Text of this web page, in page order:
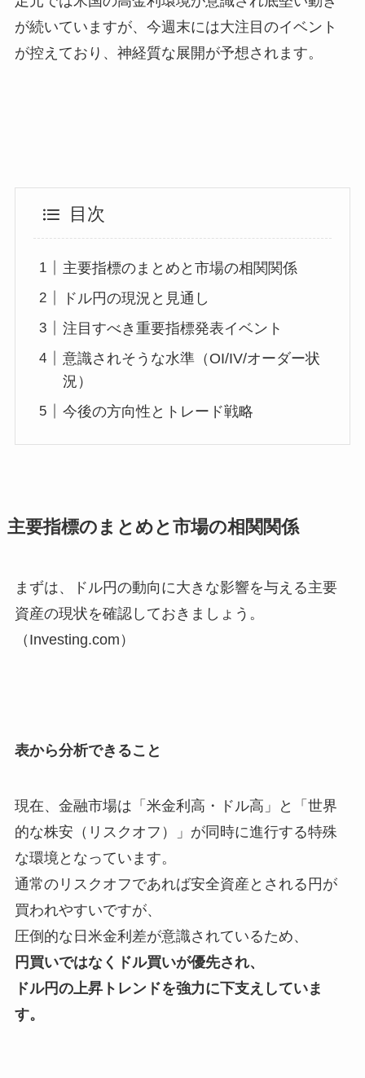
が続いていますが、今週末には大注目のイベント
が控えており、神経質な展開が予想されます。
目次
主要指標のまとめと市場の相関関係
ドル円の現況と見通し
注目すべき重要指標発表イベント
意識されそうな水準（OI/IV/オーダー状
況）
今後の方向性とトレード戦略
主要指標のまとめと市場の相関関係
まずは、ドル円の動向に大きな影響を与える主要
資産の現状を確認しておきましょう。
（Investing.com）
表から分析できること
現在、金融市場は「米金利高・ドル高」と「世界
的な株安（リスクオフ）」が同時に進行する特殊
な環境となっています。
通常のリスクオフであれば安全資産とされる円が
買われやすいですが、
圧倒的な日米金利差が意識されているため、
円買いではなくドル買いが優先され、
ドル円の上昇トレンドを強力に下支えしていま
す。